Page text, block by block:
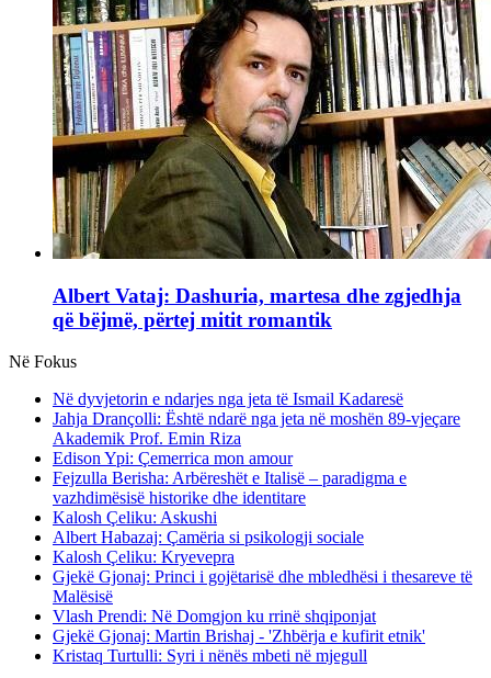
Albert Vataj: Dashuria, martesa dhe zgjedhja
që bëjmë, përtej mitit romantik
Në Fokus
Në dyvjetorin e ndarjes nga jeta të Ismail Kadaresë
Jahja Drançolli: Është ndarë nga jeta në moshën 89-vjeçare
Akademik Prof. Emin Riza
Edison Ypi: Çemerrica mon amour
Fejzulla Berisha: Arbëreshët e Italisë – paradigma e
vazhdimësisë historike dhe identitare
Kalosh Çeliku: Askushi
Albert Habazaj: Çamëria si psikologji sociale
Kalosh Çeliku: Kryevepra
Gjekë Gjonaj: Princi i gojëtarisë dhe mbledhësi i thesareve të
Malësisë
Vlash Prendi: Në Domgjon ku rrinë shqiponjat
Gjekë Gjonaj: Martin Brishaj - 'Zhbërja e kufirit etnik'
Kristaq Turtulli: Syri i nënës mbeti në mjegull